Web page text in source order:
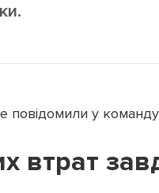
повідомили у
втрат